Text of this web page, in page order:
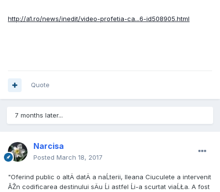
http://a1.ro/news/inedit/video-profetia-ca...6-id508905.html
Quote
7 months later...
Narcisa
Posted March 18, 2017
"Oferind public o altÄ datÄ a naĹterii, Ileana Ciuculete a intervenit
ĂŽn codificarea destinului sÄu Ĺi astfel Ĺi-a scurtat viaĹŁa. A fost